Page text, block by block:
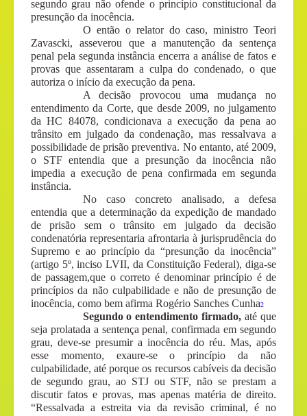
segundo grau não ofende o princípio constitucional da
presunção da inocência.
O então o relator do caso, ministro Teori
Zavascki, asseverou que a manutenção da sentença
penal pela segunda instância encerra a análise de fatos e
provas que assentaram a culpa do condenado, o que
autoriza o início da execução da pena.
A decisão provocou uma mudança no
entendimento da Corte, que desde 2009, no julgamento
da HC 84078, condicionava a execução da pena ao
trânsito em julgado da condenação, mas ressalvava a
possibilidade de prisão preventiva. No entanto, até 2009,
o STF entendia que a presunção da inocência não
impedia a execução de pena confirmada em segunda
instância.
No caso concreto analisado, a defesa
entendia que a determinação da expedição de mandado
de prisão sem o trânsito em julgado da decisão
condenatória representaria afrontaria à jurisprudência do
Supremo e ao princípio da “presunção da inocência”
(artigo 5º, inciso LVII, da Constituição Federal), diga-se
de passagem,que o correto é denominar princípio é de
princípios da não culpabilidade e não de presunção de
inocência, como bem afirma Rogério Sanches Cunha2
Segundo o entendimento firmado,até que
seja prolatada a sentença penal, confirmada em segundo
grau, deve-se presumir a inocência do réu. Mas, após
esse momento, exaure-se o princípio da não
culpabilidade, até porque os recursos cabíveis da decisão
de segundo grau, ao STJ ou STF, não se prestam a
discutir fatos e provas, mas apenas matéria de direito.
“Ressalvada a estreita via da revisão criminal, é no